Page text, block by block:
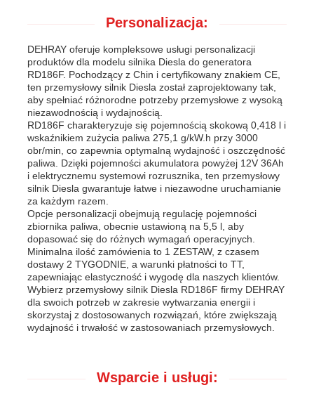
Personalizacja:
DEHRAY oferuje kompleksowe usługi personalizacji
produktów dla modelu silnika Diesla do generatora
RD186F. Pochodzący z Chin i certyfikowany znakiem CE,
ten przemysłowy silnik Diesla został zaprojektowany tak,
aby spełniać różnorodne potrzeby przemysłowe z wysoką
niezawodnością i wydajnością.
RD186F charakteryzuje się pojemnością skokową 0,418 l i
wskaźnikiem zużycia paliwa 275,1 g/kW.h przy 3000
obr/min, co zapewnia optymalną wydajność i oszczędność
paliwa. Dzięki pojemności akumulatora powyżej 12V 36Ah
i elektrycznemu systemowi rozrusznika, ten przemysłowy
silnik Diesla gwarantuje łatwe i niezawodne uruchamianie
za każdym razem.
Opcje personalizacji obejmują regulację pojemności
zbiornika paliwa, obecnie ustawioną na 5,5 l, aby
dopasować się do różnych wymagań operacyjnych.
Minimalna ilość zamówienia to 1 ZESTAW, z czasem
dostawy 2 TYGODNIE, a warunki płatności to TT,
zapewniając elastyczność i wygodę dla naszych klientów.
Wybierz przemysłowy silnik Diesla RD186F firmy DEHRAY
dla swoich potrzeb w zakresie wytwarzania energii i
skorzystaj z dostosowanych rozwiązań, które zwiększają
wydajność i trwałość w zastosowaniach przemysłowych.
Wsparcie i usługi: